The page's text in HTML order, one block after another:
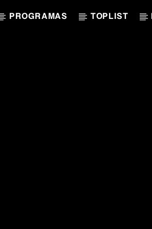
PROGRAMAS TOPLIST